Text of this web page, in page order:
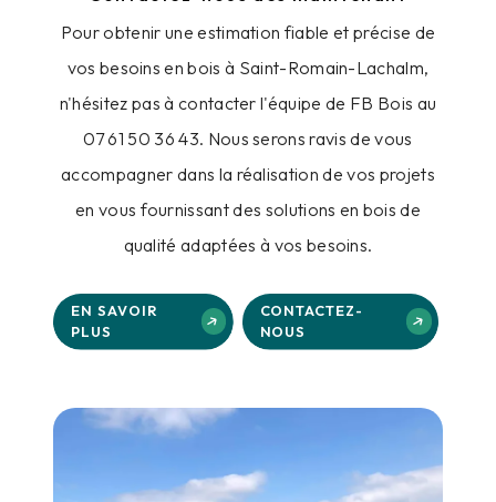
Pour obtenir une estimation fiable et précise de
vos besoins en bois à Saint-Romain-Lachalm,
n'hésitez pas à contacter l'équipe de FB Bois au
07 61 50 36 43. Nous serons ravis de vous
accompagner dans la réalisation de vos projets
en vous fournissant des solutions en bois de
qualité adaptées à vos besoins.
EN SAVOIR
PLUS
CONTACTEZ-
NOUS